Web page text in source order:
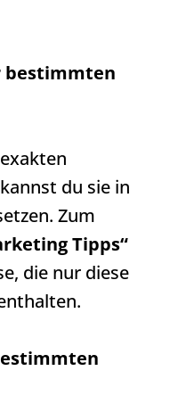
bestimmten
du sie in
Zum
Tipps“
, die nur diese